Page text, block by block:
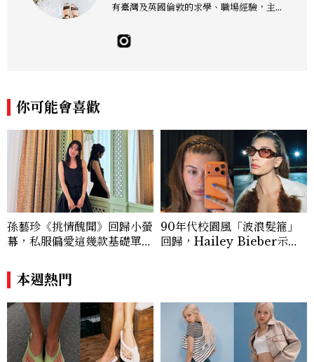
有臺灣及英國倫敦的求學、職場經驗，主修
佳人》編輯工作內容，包括錶展等國際活動
採訪、珠寶市場動態等專題，及視覺拍攝執
你可能會喜歡
孫藝珍《挑情醜聞》回歸小螢
幕，私服偏愛這幾款基礎單
本！
90年代校園風「波浪髮箍」
回歸，Hailey Bieber示範
本週熱門